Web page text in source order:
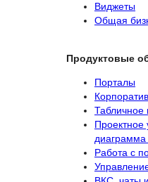
Виджеты
Общая
Продуктовые
Порталы
Табличное
Проектное
диаграмма
Работа с